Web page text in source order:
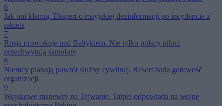
6
Jak oni kłamią. Ekspert o rosyjskiej dezinformacji po incydencie z
rakietą
7
Rosja prowokuje nad Bałtykiem. Nie tylko polscy piloci
przechwytują samoloty
8
Niemcy planują powrót służby cywilnej. Resort bada gotowość
organizacji
9
Wojskowe manewry na Tajwanie. Taipei odpowiada na wojnę